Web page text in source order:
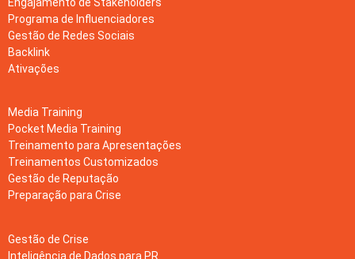
Programa de Influenciadores
Gestão de Redes Sociais
Backlink
Ativações
Media Training
Pocket Media Training
Treinamento para Apresentações
Treinamentos Customizados
Gestão de Reputação
Preparação para Crise
Gestão de Crise
Inteligência de Dados para PR